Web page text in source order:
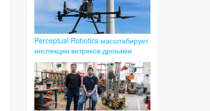
Perceptual Robotics масштабирует
инспекции ветряков дронами